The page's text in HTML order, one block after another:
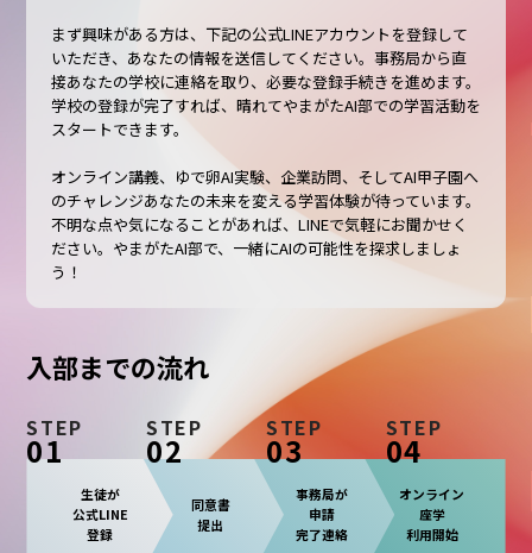
まず興味がある方は、下記の公式LINEアカウントを登録して
いただき、あなたの情報を送信してください。事務局から直
接あなたの学校に連絡を取り、必要な登録手続きを進めます。
学校の登録が完了すれば、晴れてやまがたAI部での学習活動を
スタートできます。
オンライン講義、ゆで卵AI実験、企業訪問、そしてAI甲子園へ
のチャレンジ――あなたの未来を変える学習体験が待っています。
不明な点や気になることがあれば、LINEで気軽にお聞かせく
ださい。やまがたAI部で、一緒にAIの可能性を探求しましょ
う！
入部までの流れ
STEP
01
STEP
02
STEP
03
STEP
04
生徒が
公式LINE
登録
同意書
提出
事務局が
申請
完了連絡
オンライン
座学
利用開始